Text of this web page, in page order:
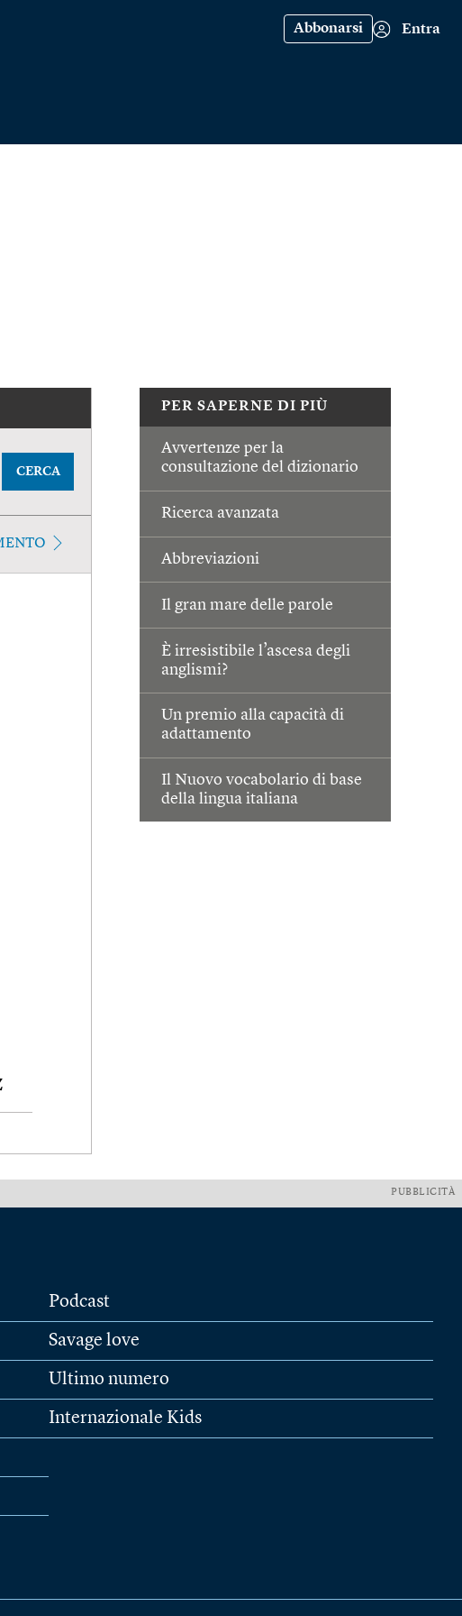
Abbonarsi Entra
PER SAPERNE DI PIÙ
Avvertenze per la
consultazione del dizionario
Ricerca avanzata
Abbreviazioni
Il gran mare delle parole
È irresistibile l’ascesa degli
anglismi?
Un premio alla capacità di
adattamento
Il Nuovo vocabolario di base
della lingua italiana
CERCA
PUBBLICITÀ
Podcast
Savage love
Ultimo numero
Internazionale Kids